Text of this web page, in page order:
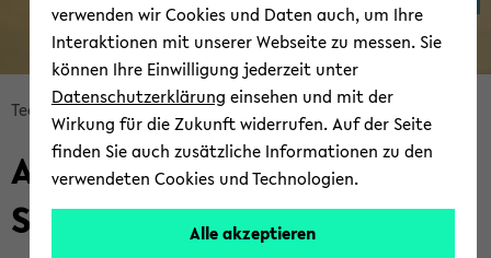
Bread­
crumb
über­
sprin­
gen
Tech­ni­sche Fa­kul­tät For­schung
In­
tel­
li­
gen­
te
Sys­
te­
me
AG Ko­gni­ti­ve Sys­te­me und
So­zia­le In­ter­ak­ti­on
verwenden wir Cookies und Daten auch, um Ihre
Interaktionen mit unserer Webseite zu messen. Sie
können Ihre Einwilligung jederzeit unter
Datenschutzerklärung einsehen und mit der
Wirkung für die Zukunft widerrufen. Auf der Seite
finden Sie auch zusätzliche Informationen zu den
verwendeten Cookies und Technologien.
Alle akzeptieren